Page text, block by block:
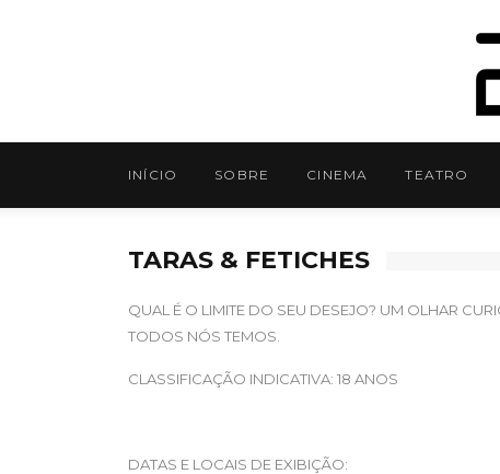
INÍCIO SOBRE CINEMA TEATRO
TARAS & FETICHES
QUAL É O LIMITE DO SEU DESEJO? UM OLHAR
TODOS NÓS TEMOS.
CLASSIFICAÇÃO INDICATIVA: 18 ANOS
DATAS E LOCAIS DE EXIBIÇÃO: